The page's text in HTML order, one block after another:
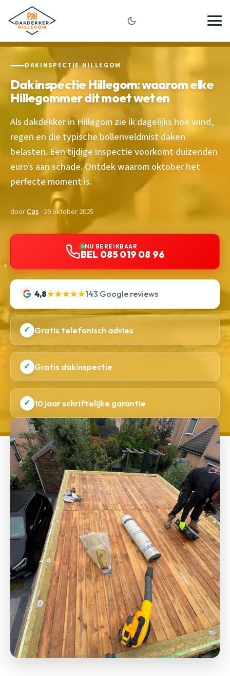
DAKINSPECTIE HILLEGOM
Dak inspectie Hillegom: waarom elke
Hillegommer dit moet weten
Als dakdekker in Hillegom zie ik dagelijks hoe wind,
regen en die typische bollenveldmist daken
belasten. Een tijdige inspectie voorkomt duizenden
euro’s aan schade. Ontdek waarom oktober het
perfecte moment is.
doorCas · 29 oktober 2025
NU BEREIKBAAR
BEL 085 019 08 96
4,8★★★★★143 Google reviews
✓ Gratis telefonisch advies
✓ Gratis dakinspectie
✓ 10 jaar schriftelijke garantie